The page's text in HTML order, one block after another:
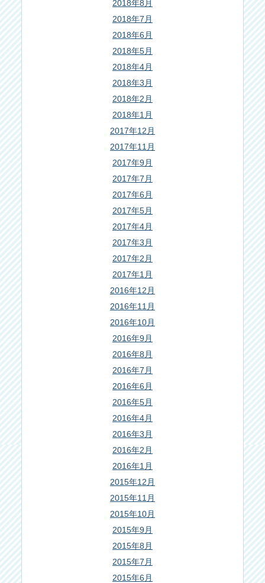
2018年8月
2018年7月
2018年6月
2018年5月
2018年4月
2018年3月
2018年2月
2018年1月
2017年12月
2017年11月
2017年9月
2017年7月
2017年6月
2017年5月
2017年4月
2017年3月
2017年2月
2017年1月
2016年12月
2016年11月
2016年10月
2016年9月
2016年8月
2016年7月
2016年6月
2016年5月
2016年4月
2016年3月
2016年2月
2016年1月
2015年12月
2015年11月
2015年10月
2015年9月
2015年8月
2015年7月
2015年6月